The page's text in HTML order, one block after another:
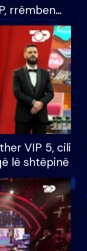
rrëmben
mijë eurosh
VIP 5, cili
lë shtëpinë